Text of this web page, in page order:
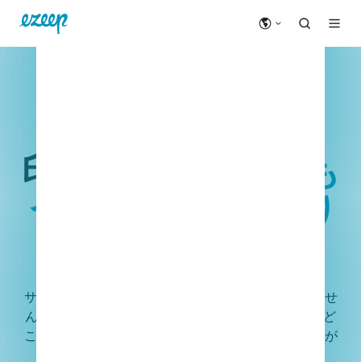
印刷については、
も
う考える必要はあり
サーバー不要。ドライバー不要。面倒な対応もありませ
ん。ezeepのクラウド印刷プラットフォームにより、ど
こで働いていてもチームが印刷でき、プリンター対応が